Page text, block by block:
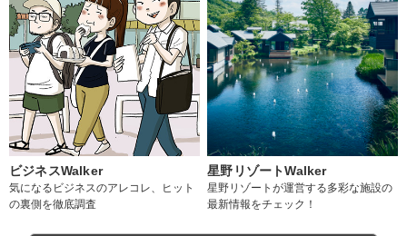
ビジネスWalker
気になるビジネスのアレコレ、ヒット
の裏側を徹底調査
星野リゾートWalker
星野リゾートが運営する多彩な施設の
最新情報をチェック！